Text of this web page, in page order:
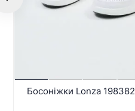
Босоніжки Lonza 198382